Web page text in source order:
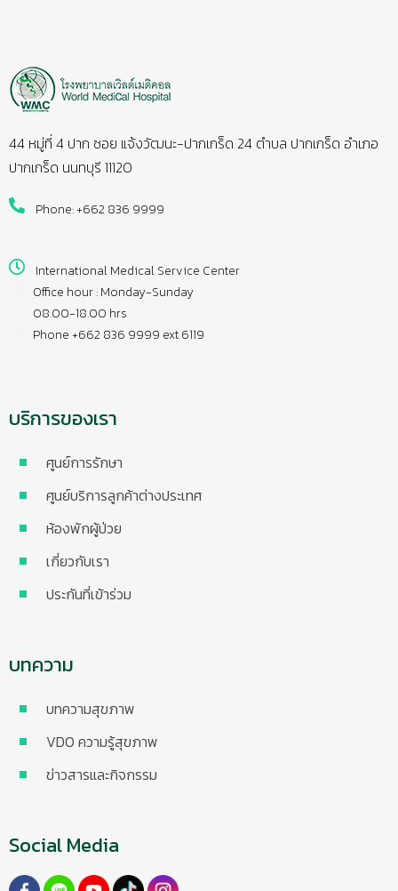
44 หมู่ที่ 4 ปาก ซอย แจ้งวัฒนะ-ปากเกร็ด 24 ตำบล ปากเกร็ด อำเภอ
ปากเกร็ด นนทบุรี 11120
Phone: +662 836 9999
International Medical Service Center
Office hour : Monday-Sunday
08.00-18.00 hrs
Phone +662 836 9999 ext 6119
บริการของเรา
ศูนย์การรักษา
ศูนย์บริการลูกค้าต่างประเทศ
ห้องพักผู้ป่วย
เกี่ยวกับเรา
ประกันที่เข้าร่วม
บทความ
บทความสุขภาพ
VDO ความรู้สุขภาพ
ข่าวสารและกิจกรรม
Social Media